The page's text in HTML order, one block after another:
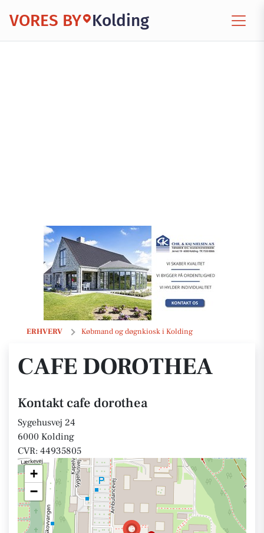
VORES BY Kolding
ERHVERV Købmand og døgnkiosk i Kolding
cafe dorothea
CAFE DOROTHEA
Kontakt cafe dorothea
Sygehusvej 24
6000 Kolding
CVR: 44935805
+
−